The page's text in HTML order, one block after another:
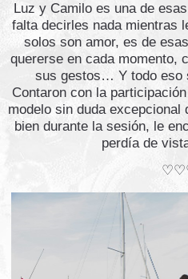
Luz y Camilo es una de
falta decirles nada mientras
solos son amor, es de
quererse en cada momento,
sus gestos… Y todo eso
Contaron con la
modelo sin duda excepcional
bien durante la sesión, le
perdía de